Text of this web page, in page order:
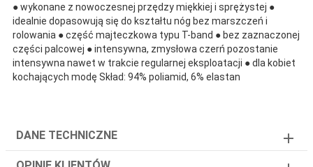
● wykonane z nowoczesnej przędzy miękkiej i sprężystej ●
idealnie dopasowują się do kształtu nóg bez marszczeń i
rolowania ● część majteczkowa typu T-band ● bez zaznaczonej
części palcowej ● intensywna, zmysłowa czerń pozostanie
intensywna nawet w trakcie regularnej eksploatacji ● dla kobiet
kochających modę Skład: 94% poliamid, 6% elastan
DANE TECHNICZNE